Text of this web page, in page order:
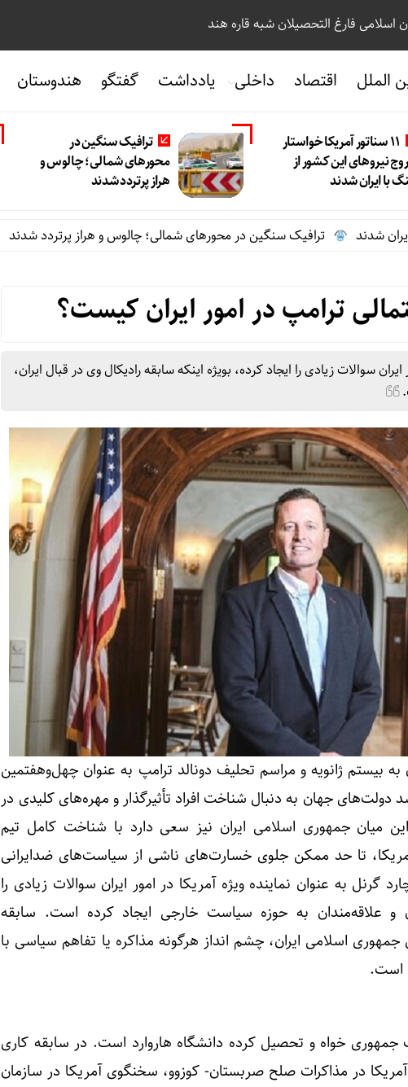
اسلامی فارغ التحصیلان شبه قاره هند
الملل اقتصاد داخلی یادداشت گفتگو هندوستان
11 سناتور آمریکا خواستار
نیروهای این کشور از
با ایران شدند
ترافیک سنگین در
محورهای شمالی؛ چالوس و
هراز پرتردد شدند
ترافیک سنگین در محورهای شمالی؛ چالوس و هراز پرتردد شدند 20 روز هوای ناسالم در تهران
ترامپ در امور ایران کیست؟
سوالات زیادی را ایجاد کرده، بویژه اینکه سابقه رادیکال وی در قبال ایران،
بیستم ژانویه و مراسم تحلیف دونالد ترامپ به عنوان چهل‌وهفتمین
دولت‌های جهان به دنبال شناخت افراد تأثیرگذار و مهره‌های کلیدی در
میان جمهوری اسلامی ایران نیز سعی دارد با شناخت کامل تیم
تا حد ممکن جلوی خسارت‌های ناشی از سیاست‌های ضدایرانی
گرنل به عنوان نماینده ویژه آمریکا در امور ایران سوالات زیادی را
و علاقه‌مندان به حوزه سیاست خارجی ایجاد کرده است. سابقه
جمهوری اسلامی ایران، چشم انداز هرگونه مذاکره یا تفاهم سیاسی با
است.
عضو حزب جمهوری خواه و تحصیل کرده دانشگاه هاروارد است. در سابقه کاری
در مذاکرات صلح صربستان- کوزوو، سخنگوی آمریکا در سازمان